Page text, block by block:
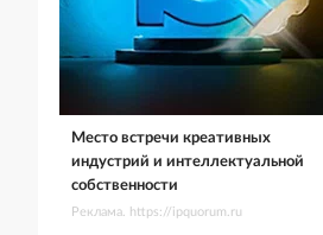
Место встречи креативных
индустрий и интеллектуальной
собственности
Реклама. https://ipquorum.ru